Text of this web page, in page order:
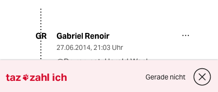
GR Gabriel Renoir
27.06.2014, 21:03 Uhr
@Dr. rer. nat. Harald Wenk:
expwertisierung? Sie meinen die
ganzen Doktoren, die da überall
taz zahl ich Gerade nicht